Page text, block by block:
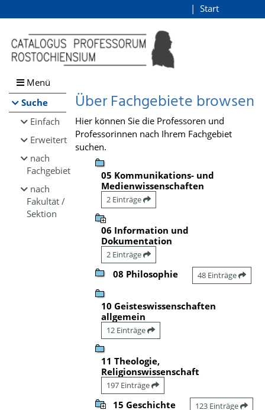
Browsen
direkt zum Inhalt
Start
Menü
Suche
Einfach
Erweitert
nach
Fachgebiet
nach
Fakultät /
Sektion
Über Fachgebiete browsen
Hier können Sie die Professoren und
Professorinnen nach Ihrem Fachgebiet
suchen.
05 Kommunikations- und
Medienwissenschaften
2 Einträge
06 Information und
Dokumentation
2 Einträge
08 Philosophie 48 Einträge
10 Geisteswissenschaften
allgemein
12 Einträge
11 Theologie,
Religionswissenschaft
197 Einträge
15 Geschichte 123 Einträge